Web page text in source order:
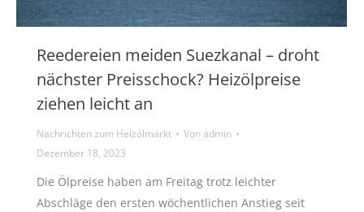
Reedereien meiden Suezkanal – droht
nächster Preisschock? Heizölpreise
ziehen leicht an
Nachrichten zum Heizölmarkt Vonadmin
Dezember 18, 2023
Die Ölpreise haben am Freitag trotz leichter
Abschläge den ersten wöchentlichen Anstieg seit